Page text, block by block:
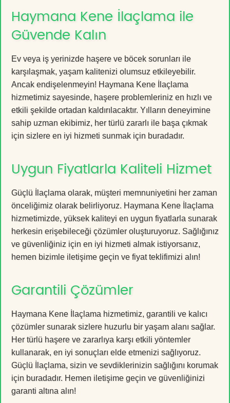
Haymana Kene İlaçlama ile
Güvende Kalın
Ev veya iş yerinizde haşere ve böcek sorunları ile
karşılaşmak, yaşam kalitenizi olumsuz etkileyebilir.
Ancak endişelenmeyin! Haymana Kene İlaçlama
hizmetimiz sayesinde, haşere problemleriniz en hızlı ve
etkili şekilde ortadan kaldırılacaktır. Yılların deneyimine
sahip uzman ekibimiz, her türlü zararlı ile başa çıkmak
için sizlere en iyi hizmeti sunmak için buradadır.
Uygun Fiyatlarla Kaliteli Hizmet
Güçlü İlaçlama olarak, müşteri memnuniyetini her zaman
önceliğimiz olarak belirliyoruz. Haymana Kene İlaçlama
hizmetimizde, yüksek kaliteyi en uygun fiyatlarla sunarak
herkesin erişebileceği çözümler oluşturuyoruz. Sağlığınız
ve güvenliğiniz için en iyi hizmeti almak istiyorsanız,
hemen bizimle iletişime geçin ve fiyat teklifimizi alın!
Garantili Çözümler
Haymana Kene İlaçlama hizmetimiz, garantili ve kalıcı
çözümler sunarak sizlere huzurlu bir yaşam alanı sağlar.
Her türlü haşere ve zararlıya karşı etkili yöntemler
kullanarak, en iyi sonuçları elde etmenizi sağlıyoruz.
Güçlü İlaçlama, sizin ve sevdiklerinizin sağlığını korumak
için buradadır. Hemen iletişime geçin ve güvenliğinizi
garanti altına alın!